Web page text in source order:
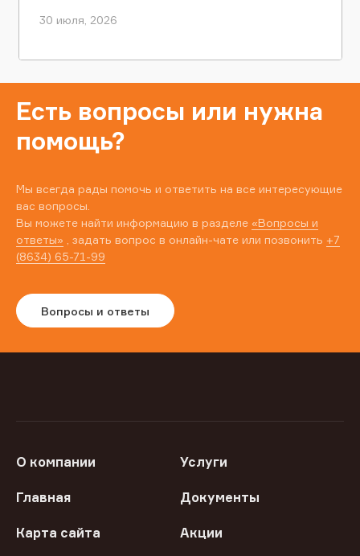
30 июля, 2026
Есть вопросы или нужна
помощь?
Мы всегда рады помочь и ответить на все интересующие
вас вопросы.
Вы можете найти информацию в разделе «Вопросы и
ответы» , задать вопрос в онлайн-чате или позвонить +7
(8634) 65-71-99
Вопросы и ответы
О компании Услуги
Главная Документы
Карта сайта Акции